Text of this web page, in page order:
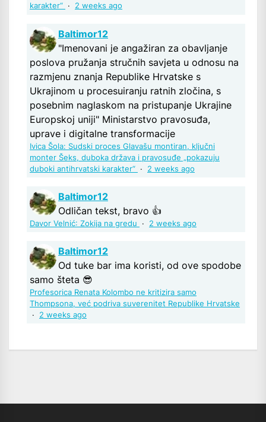
karakter“ · 2 weeks ago
Baltimor12
"Imenovani je angažiran za obavljanje
poslova pružanja stručnih savjeta u odnosu na
razmjenu znanja Republike Hrvatske s
Ukrajinom u procesuiranju ratnih zločina, s
posebnim naglaskom na pristupanje Ukrajine
Europskoj uniji" Ministarstvo pravosuđa,
uprave i digitalne transformacije
Ivica Šola: Sudski proces Glavašu montiran, ključni
monter Šeks, duboka država i pravosuđe „pokazuju
duboki antihrvatski karakter“ · 2 weeks ago
Baltimor12
Odličan tekst, bravo 👍
Davor Velnić: Zokija na gredu · 2 weeks ago
Baltimor12
Od tuke bar ima koristi, od ove spodobe
samo šteta 😎
Profesorica Renata Kolombo ne kritizira samo
Thompsona, već podriva suverenitet Republike Hrvatske
· 2 weeks ago